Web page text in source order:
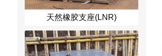
天然橡胶支座(LNR)